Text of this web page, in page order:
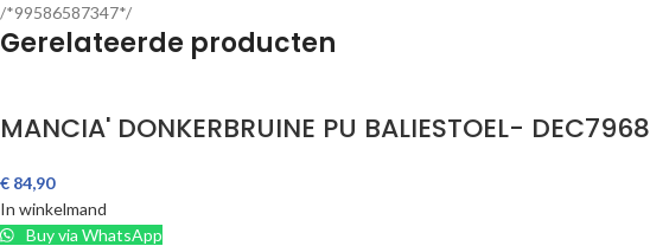
/*99586587347*/
Gerelateerde producten
MANCIA' DONKERBRUINE PU BALIESTOEL- DEC7968
€ 84,90
In winkelmand
Buy via WhatsApp